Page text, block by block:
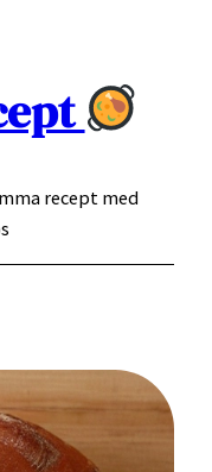
recept med